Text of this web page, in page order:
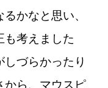
かなと思い、
も考えました
づらかったり
から、マウスピ